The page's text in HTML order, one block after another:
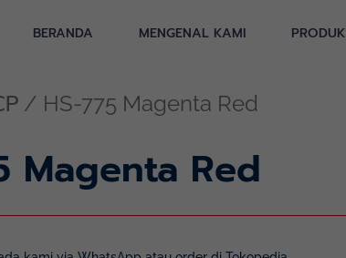
BERANDA MENGENAL KAMI PRODUK
/ HS-775 Magenta Red
Magenta Red